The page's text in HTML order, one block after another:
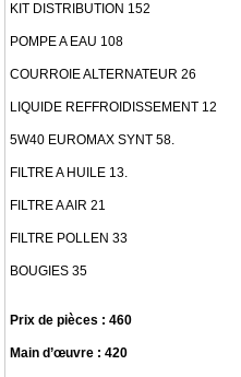
KIT DISTRIBUTION 152
POMPE A EAU 108
COURROIE ALTERNATEUR 26
LIQUIDE REFFROIDISSEMENT 12
5W40 EUROMAX SYNT 58.
FILTRE A HUILE 13.
FILTRE A AIR 21
FILTRE POLLEN 33
BOUGIES 35
Prix de pièces : 460
Main d’œuvre : 420